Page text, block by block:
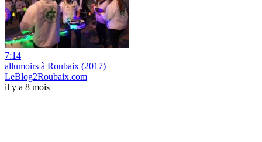
7:14
allumoirs à Roubaix (2017)
LeBlog2Roubaix.com
il y a 8 mois